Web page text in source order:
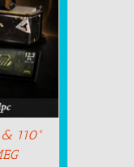
110°